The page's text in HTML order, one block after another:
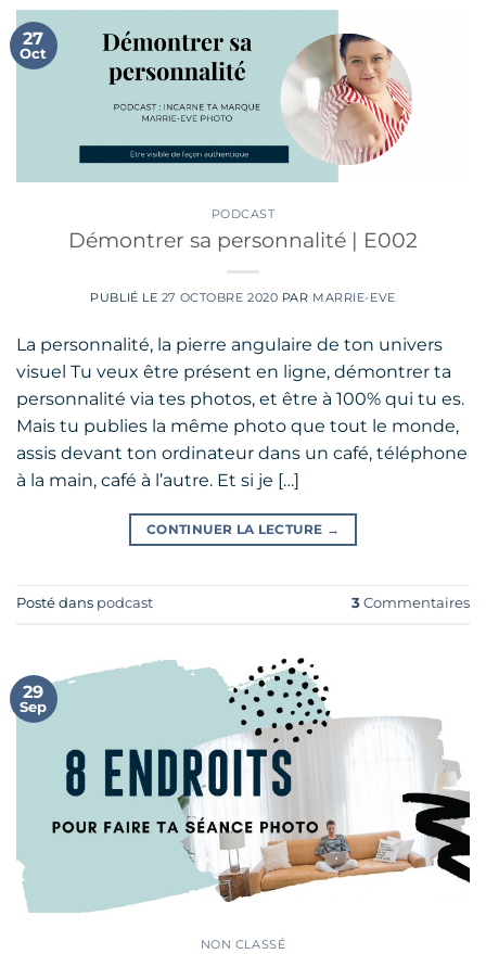
27
Oct
PODCAST
Démontrer sa personnalité | E002
PUBLIÉ LE 27 OCTOBRE 2020 PAR MARRIE-EVE
La personnalité, la pierre angulaire de ton univers
visuel Tu veux être présent en ligne, démontrer ta
personnalité via tes photos, et être à 100% qui tu es.
Mais tu publies la même photo que tout le monde,
assis devant ton ordinateur dans un café, téléphone
à la main, café à l’autre. Et si je […]
CONTINUER LA LECTURE →
Posté dans podcast 3 Commentaires
29
Sep
NON CLASSÉ